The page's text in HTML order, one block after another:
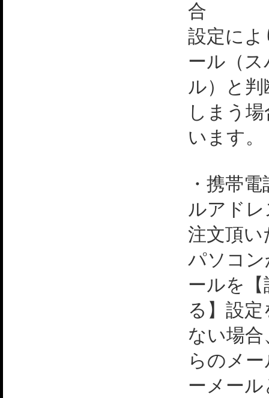
合
設定に
ール（
ル）と
しまう
います。
・携帯
ルアド
注文頂い
パソコ
ールを【
る】設
ない場
らのメ
ーメー